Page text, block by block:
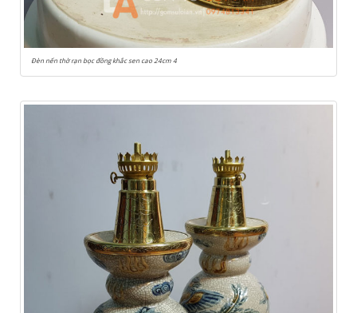
Đèn nến thờ rạn bọc đồng khắc sen cao 24cm 4